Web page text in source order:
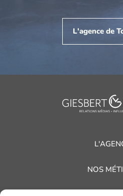
L'agence de
NOS